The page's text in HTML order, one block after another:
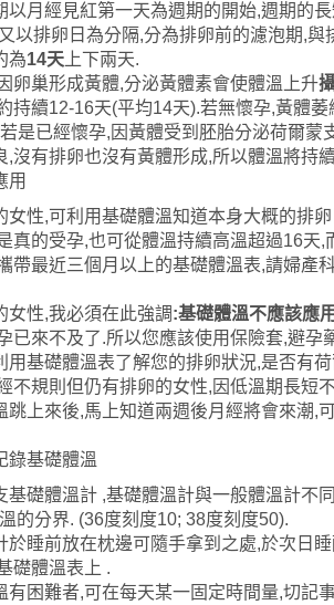
以月經見紅第一天為週期的開始,週期的
以排卵日為分隔,分為排卵前的濾泡期,與
為14天 上下兩天.
卵巢形成黃體,分泌黃體素會使體溫上升
持續12-16天(平均14天).若無懷孕,黃體
是已經懷孕,因黃體受到胚胎分泌荷爾蒙
,沒有排卵也沒有黃體形成,所以體溫將持
用
女性,可利用基礎體溫知道本身大概的排
真的受孕,也可從體溫持續高溫超過16天
帶最近三個月以上的基礎體溫表,請婦產
女性,我必須在此強調:基礎體溫不應該應
已來不及了.所以您應該使用保險套,避孕
用基礎體溫表了解您的排卵狀況,是否有
不規則但仍有排卵的女性,因低溫期長短
跳上來後,馬上知道兩週後月經將會來潮,
錄基礎體溫
基礎體溫計 ,基礎體溫計與一般體溫計不
的分界. (36度刻度10; 38度刻度50).
於睡前放在枕邊可隨手拿到之處,於次日
礎體溫表上 .
有困難者,可在每天某一固定時間量,切記